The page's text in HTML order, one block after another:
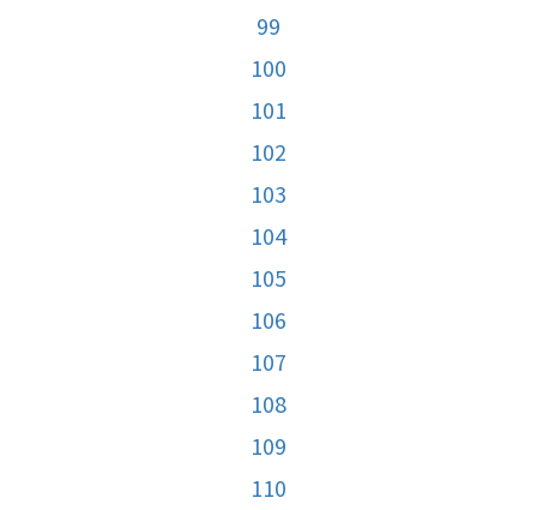
99
100
101
102
103
104
105
106
107
108
109
110